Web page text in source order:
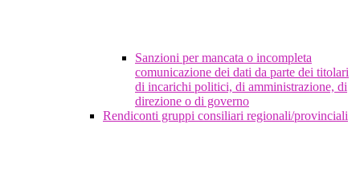
Sanzioni per mancata o incompleta
comunicazione dei dati da parte dei titolari
di incarichi politici, di amministrazione, di
direzione o di governo
Rendiconti gruppi consiliari regionali/provinciali